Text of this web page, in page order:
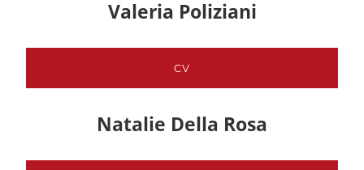
Valeria Poliziani
CV
Natalie Della Rosa